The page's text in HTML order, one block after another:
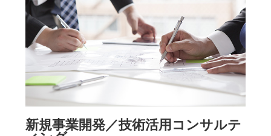
新規事業開発／技術活用コンサルテ